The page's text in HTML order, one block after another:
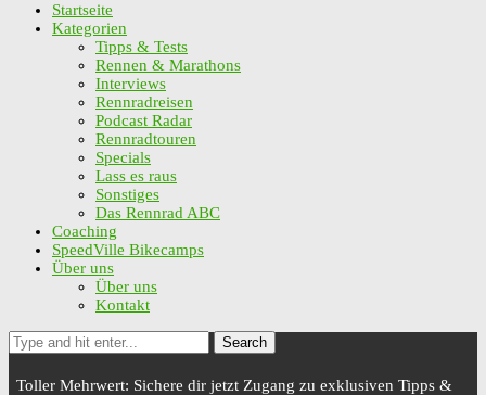
Startseite
Kategorien
Tipps & Tests
Rennen & Marathons
Interviews
Rennradreisen
Podcast Radar
Rennradtouren
Specials
Lass es raus
Sonstiges
Das Rennrad ABC
Coaching
SpeedVille Bikecamps
Über uns
Über uns
Kontakt
Search
Toller Mehrwert: Sichere dir jetzt Zugang zu exklusiven Tipps &